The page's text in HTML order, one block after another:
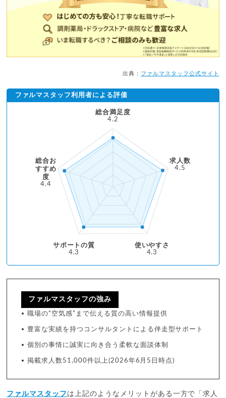
出典： ファルマスタッフ公式サイト
ファルマスタッフ利用者による評価
総合満足度
4.2
求人数
4.5
使いやすさ
4.3
サポートの質
4.3
総合お
すすめ
度
4.4
ファルマスタッフの強み
職場の“空気感”まで伝える質の高い情報提供
豊富な実績を持つコンサルタントによる伴走型サポート
個別の事情に誠実に向き合う柔軟な面談体制
掲載求人数51,000件以上(2026年6月5日時点)
ファルマスタッフ は上記のようなメリットがある一方で「求人